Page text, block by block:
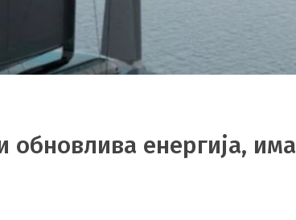
обновлива енергија, има